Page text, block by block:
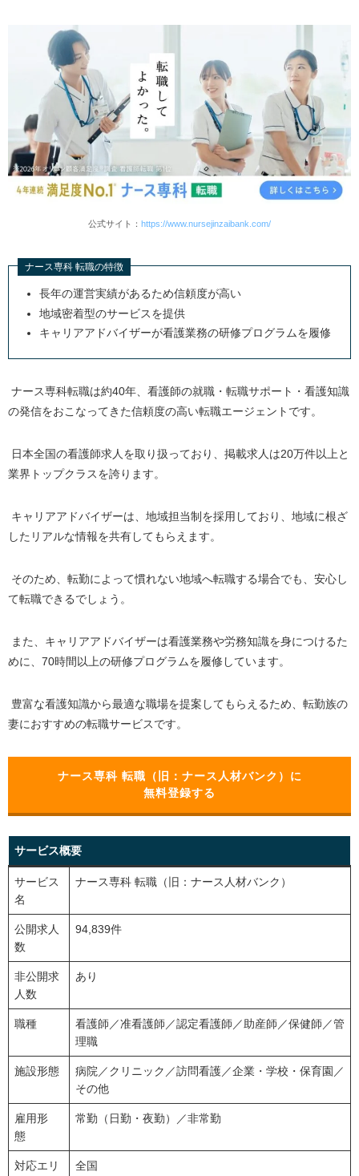
公式サイト： https://www.nursejinzaibank.com/
ナース専科 転職の特徴
長年の運営実績があるため信頼度が高い
地域密着型のサービスを提供
キャリアアドバイザーが看護業務の研修プログラムを履修
ナース専科転職は約40年、看護師の就職・転職サポート・看護知識
の発信をおこなってきた信頼度の高い転職エージェントです。
日本全国の看護師求人を取り扱っており、掲載求人は20万件以上と
業界トップクラスを誇ります。
キャリアアドバイザーは、地域担当制を採用しており、地域に根ざ
したリアルな情報を共有してもらえます。
そのため、転勤によって慣れない地域へ転職する場合でも、安心し
て転職できるでしょう。
また、キャリアアドバイザーは看護業務や労務知識を身につけるた
めに、 70時間以上の研修プログラムを履修しています。
豊富な看護知識から最適な職場を提案してもらえるため、転勤族の
妻におすすめの転職サービスです。
ナース専科 転職（旧：ナース人材バンク）に
無料登録する
サービス概要
サービス
名
ナース専科 転職（旧：ナース人材バンク）
公開求人
数
94,839件
非公開求
人数
あり
職種
看護師／准看護師／認定看護師／助産師／保健師／管
理職
施設形態
病院／クリニック／訪問看護／企業・学校・保育園／
その他
雇用形
態
常勤（日勤・夜勤）／非常勤
対応エリ
全国